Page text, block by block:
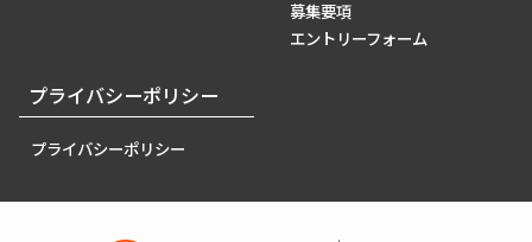
募集要項
エントリーフォーム
プライバシーポリシー
プライバシーポリシー